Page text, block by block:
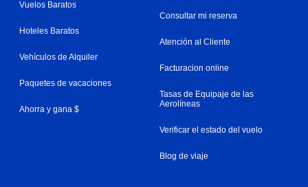
Vuelos Baratos
Hoteles Baratos
Vehículos de Alquiler
Paquetes de vacaciones
Ahorra y gana $
Consultar mi reserva
Atención al Cliente
Facturacion online
Tasas de Equipaje de las
Aerolíneas
Verificar el estado del vuelo
Blog de viaje